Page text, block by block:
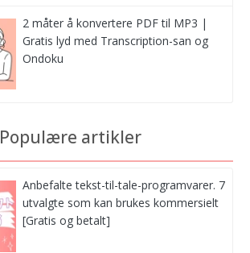
2 måter å konvertere PDF til MP3 |
Gratis lyd med Transcription-san og
Ondoku
Populære artikler
Anbefalte tekst-til-tale-programvarer. 7
utvalgte som kan brukes kommersielt
[Gratis og betalt]